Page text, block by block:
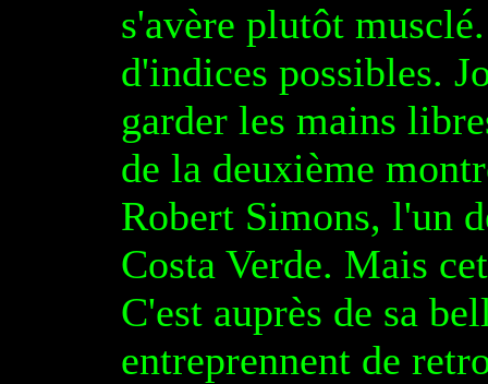
s'avère plutôt
d'indices possibles.
garder les mains
de la deuxième
Robert Simons, l'un
Costa Verde. Mais
C'est auprès de sa
entreprennent de